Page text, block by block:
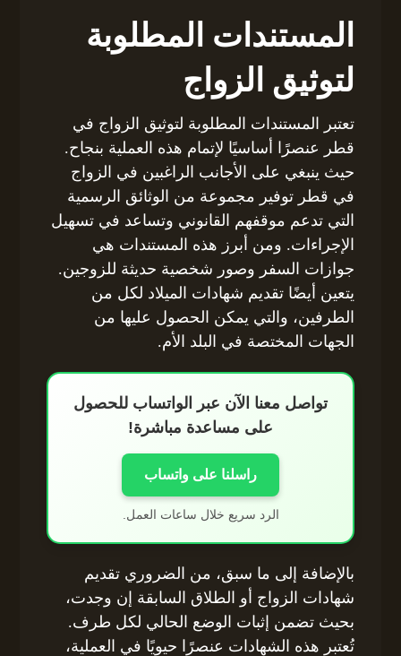
المستندات المطلوبة
لتوثيق الزواج
تعتبر المستندات المطلوبة لتوثيق الزواج في
قطر عنصرًا أساسيًا لإتمام هذه العملية بنجاح.
حيث ينبغي على الأجانب الراغبين في الزواج
في قطر توفير مجموعة من الوثائق الرسمية
التي تدعم موقفهم القانوني وتساعد في تسهيل
الإجراءات. ومن أبرز هذه المستندات هي
جوازات السفر وصور شخصية حديثة للزوجين.
يتعين أيضًا تقديم شهادات الميلاد لكل من
الطرفين، والتي يمكن الحصول عليها من
الجهات المختصة في البلد الأم.
تواصل معنا الآن عبر الواتساب للحصول
على مساعدة مباشرة!
راسلنا على واتساب
الرد سريع خلال ساعات العمل.
بالإضافة إلى ما سبق، من الضروري تقديم
شهادات الزواج أو الطلاق السابقة إن وجدت،
بحيث تضمن إثبات الوضع الحالي لكل طرف.
تُعتبر هذه الشهادات عنصرًا حيويًا في العملية،